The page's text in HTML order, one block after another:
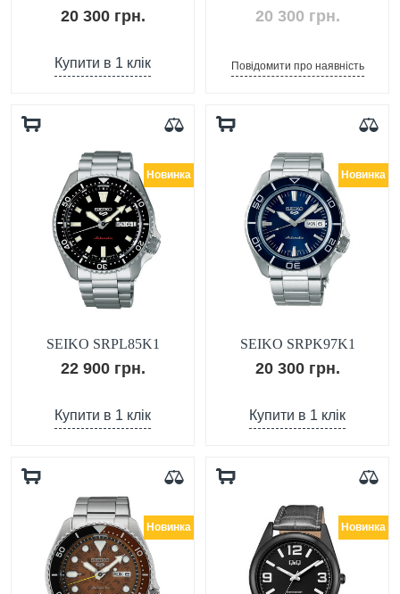
20 300 грн.
Купити в 1 клік
20 300 грн.
Повідомити про наявність
Новинка
SEIKO SRPL85K1
22 900 грн.
Купити в 1 клік
Новинка
SEIKO SRPK97K1
20 300 грн.
Купити в 1 клік
Новинка Новинка